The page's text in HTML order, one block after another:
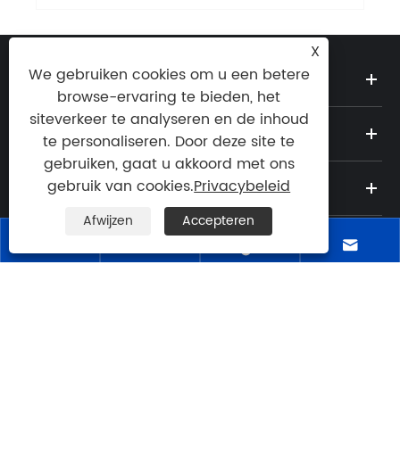
OVER ONS
PRODUCTEN
NIEUWS
Tel:

X
We gebruiken cookies om u een betere
browse-ervaring te bieden, het
siteverkeer te analyseren en de inhoud
te personaliseren. Door deze site te
gebruiken, gaat u akkoord met ons
gebruik van cookies.Privacybeleid
Afwijzen Accepteren